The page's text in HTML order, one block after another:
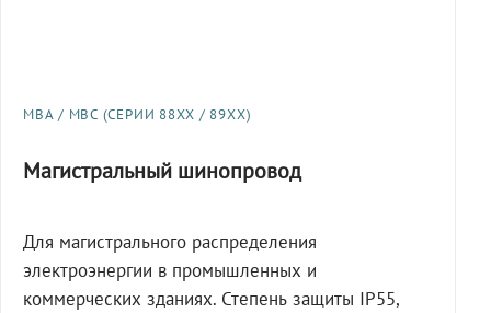
МВА / МВС (СЕРИИ 88XX / 89XX)
Магистральный шинопровод
Для магистрального распределения
электроэнергии в промышленных и
коммерческих зданиях. Степень защиты IP55,